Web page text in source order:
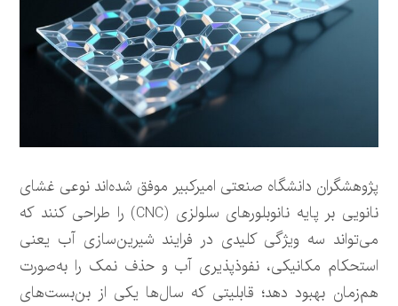
پژوهشگران دانشگاه صنعتی امیرکبیر موفق شده‌اند نوعی غشای
نانویی بر پایه نانوبلورهای سلولزی (CNC) را طراحی کنند که
می‌تواند سه ویژگی کلیدی در فرایند شیرین‌سازی آب یعنی
استحکام مکانیکی، نفوذپذیری آب و حذف نمک را به‌صورت
هم‌زمان بهبود دهد؛ قابلیتی که سال‌ها یکی از بن‌بست‌های